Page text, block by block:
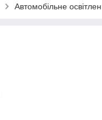
Автомобільне